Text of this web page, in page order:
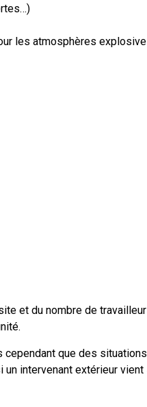
les atmosphères
et du nombre de
que des
intervenant extérieur